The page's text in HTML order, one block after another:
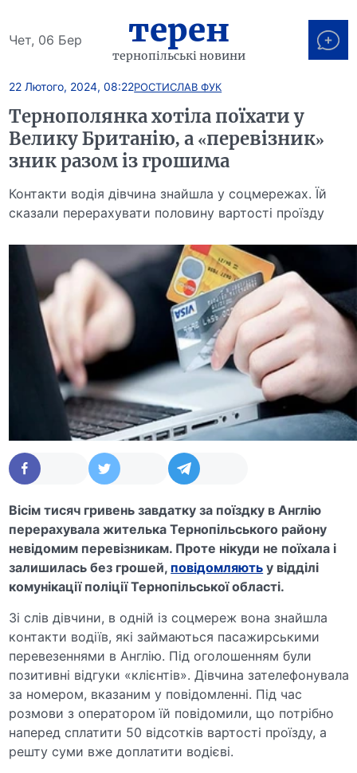
Чет, 06 Бер терен
тернопільські новини
22 Лютого, 2024, 08:22РОСТИСЛАВ ФУК
Тернополянка хотіла поїхати у
Велику Британію, а «перевізник»
зник разом із грошима
Контакти водія дівчина знайшла у соцмережах. Їй
сказали перерахувати половину вартості проїзду
Вісім тисяч гривень завдатку за поїздку в Англію
перерахувала жителька Тернопільського району
невідомим перевізникам. Проте нікуди не поїхала і
залишилась без грошей, повідомляють у відділі
комунікації поліції Тернопільської області.
Зі слів дівчини, в одній із соцмереж вона знайшла
контакти водіїв, які займаються пасажирськими
перевезеннями в Англію. Під оголошенням були
позитивні відгуки «клієнтів». Дівчина зателефонувала
за номером, вказаним у повідомленні. Під час
розмови з оператором їй повідомили, що потрібно
наперед сплатити 50 відсотків вартості проїзду, а
решту суми вже доплатити водієві.